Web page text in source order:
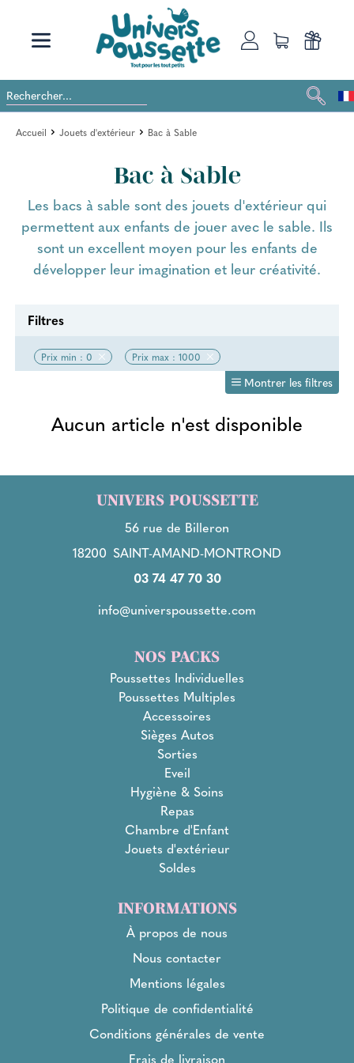
Accueil Jouets d'extérieur Bac à Sable
Bac à Sable
Les bacs à sable sont des jouets d'extérieur qui
permettent aux enfants de jouer avec le sable. Ils
sont un excellent moyen pour les enfants de
développer leur imagination et leur créativité.
Filtres
Prix min : 0 Prix max : 1000
Montrer les filtres
Aucun article n'est disponible
UNIVERS POUSSETTE
56 rue de Billeron
18200 SAINT-AMAND-MONTROND
03 74 47 70 30
info@universpoussette.com
NOS PACKS
Poussettes Individuelles
Poussettes Multiples
Accessoires
Sièges Autos
Sorties
Eveil
Hygiène & Soins
Repas
Chambre d'Enfant
Jouets d'extérieur
Soldes
INFORMATIONS
À propos de nous
Nous contacter
Mentions légales
Politique de confidentialité
Conditions générales de vente
Frais de livraison